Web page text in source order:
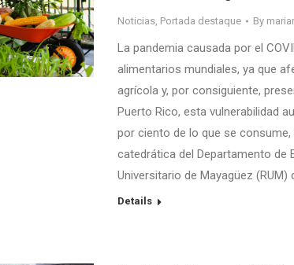
Noticias, Portada destaque By
La pandemia causada por el
alimentarios mundiales, ya que
agrícola y, por consiguiente,
Puerto Rico, esta vulnerabilidad
por ciento de lo que se
catedrática del Departamento de
Universitario de Mayagüez (RUM)
Details